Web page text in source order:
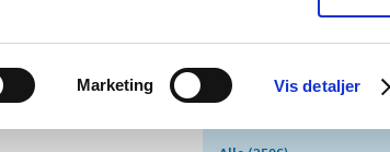
Marketing Vis detaljer